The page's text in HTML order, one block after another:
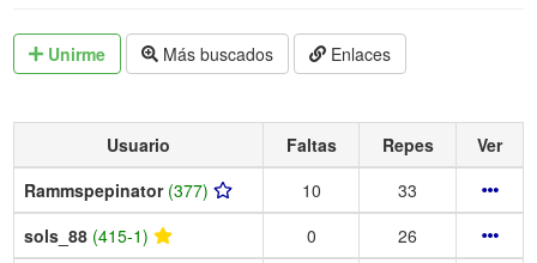
Unirme Más buscados Enlaces
Usuario Faltas Repes
Ver
Rammspepinator (377) 10
33
sols_88 (415-1) 0 26